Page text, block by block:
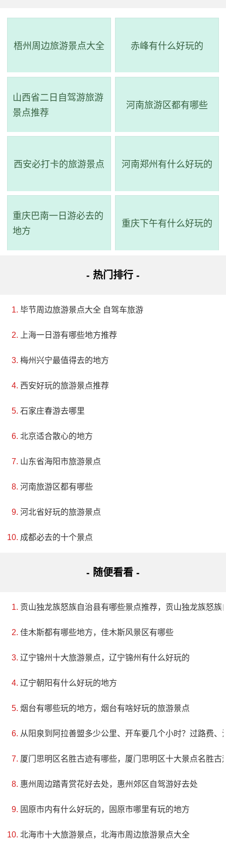
域。南宁华南城立足南宁、面向西南、辐射东盟，将成
游客提供完善的服务。
3、大王滩风景区
处的自然风光和现代水利工程相结合的景区，以凤凰湖
AAA级旅游景区。南宁市大王滩风景区环境优美、空气
有闻名南宁地区的“大王滩水库鱼”和一年一度的“大王滩
欢乐荔枝节”，让其美名远扬。景区由拦湖水利工程、田
花山等景点具有丰富的人文传说和历史内涵。
4、回风塔
评级：AA
地址：广西壮族自治区南宁市宾阳县回风塔(东环路
回风塔位于宾阳县芦圩镇新模村的合岭山之巅，距
4米，呈八棱锥体状直指苍穹。每层塔檐外伸，略为上
挂一个铜铃，风吹铃响，清脆动听。回风塔建于清光绪
字，塔门两侧则为知州叶茂松题书石刻。民国十三年
(1924年)，塔顶被雷电击崩一角，后经县知事陆之璜、朱
秀峰塔一起成为了该地区的知名景点。它是中国传统文
化的代表之一，也是了解中国古代建筑艺术和历史文化
5、上林禾田农耕文化园
梧州周边旅游景点大全 赤峰有什么好玩的
山西省二日自驾游旅游
景点推荐
河南旅游区都有哪些
西安必打卡的旅游景点 河南郑州有什么好玩的
重庆巴南一日游必去的
地方
重庆下午有什么好玩的
- 热门排行 -
毕节周边旅游景点大全 自驾车旅游
上海一日游有哪些地方推荐
梅州兴宁最值得去的地方
西安好玩的旅游景点推荐
石家庄春游去哪里
北京适合散心的地方
山东省海阳市旅游景点
河南旅游区都有哪些
河北省好玩的旅游景点
成都必去的十个景点
- 随便看看 -
贡山独龙族怒族自治县有哪些景点推荐，贡山独龙族怒族
佳木斯都有哪些地方，佳木斯风景区有哪些
辽宁锦州十大旅游景点，辽宁锦州有什么好玩的
辽宁朝阳有什么好玩的地方
烟台有哪些玩的地方，烟台有啥好玩的旅游景点
从阳泉到阿拉善盟多少公里、开车要几个小时？过路费、
厦门思明区名胜古迹有哪些，厦门思明区十大景点名胜古
惠州周边踏青赏花好去处，惠州郊区自驾游好去处
固原市内有什么好玩的，固原市哪里有玩的地方
北海市十大旅游景点，北海市周边旅游景点大全